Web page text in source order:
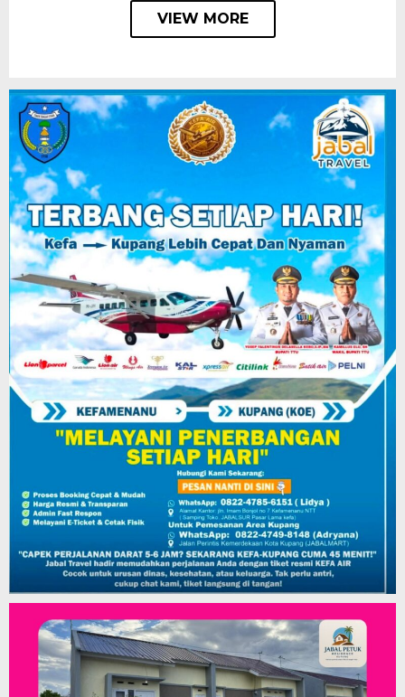
VIEW MORE